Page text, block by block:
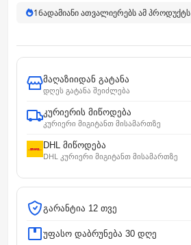
16ადამიანი ათვალიერებს ამ პროდუქტს
მაღაზიიდან გატანა
დღეს გატანა შეიძლება
კურიერის მიწოდება
კურიერი მიგიტანთ მისამართზე
DHL მიწოდება
DHL კურიერი მიგიტანთ მისამართზე
გარანტია 12 თვე
უფასო დაბრუნება 30 დღე